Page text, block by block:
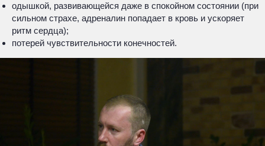
одышкой, развивающейся даже в спокойном состоянии (при
сильном страхе, адреналин попадает в кровь и ускоряет
ритм сердца);
потерей чувствительности конечностей.